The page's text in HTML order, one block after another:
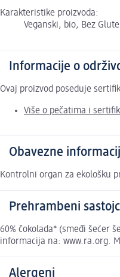
Karakteristike proizvoda:
Veganski, bio, Bez
Informacije o
Ovaj proizvod poseduje
Više o pečatima i
Obavezne
Kontrolni organ za ekološku
Prehrambeni
60% čokolada* (smeđi šećer
informacija na: www.ra.org.
Alergeni